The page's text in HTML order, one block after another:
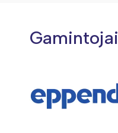
Gamintojai